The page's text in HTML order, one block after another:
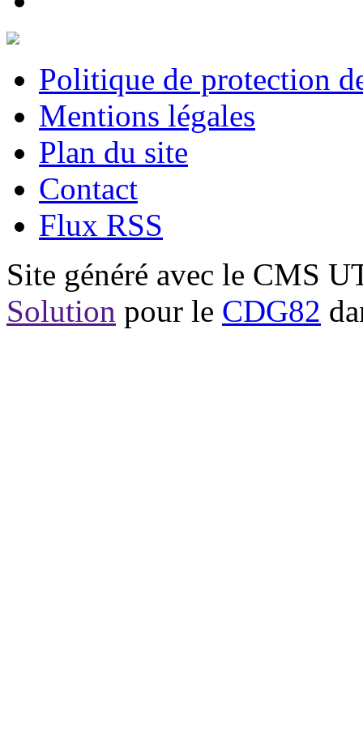
Politique de protection
Mentions légales
Plan du site
Contact
Flux RSS
Site généré avec le CMS
Solution pour le CDG82